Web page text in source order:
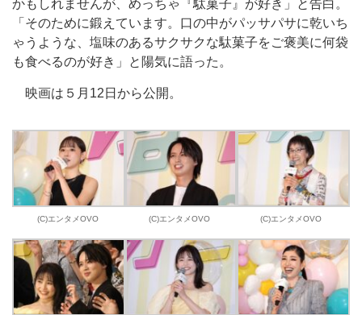
かもしれませんが、めっちゃ『駄菓子』が好き」と告白。
「そのために鍛えています。口の中がパッサパサに乾いち
ゃうような、塩味のあるサクサクな駄菓子をご褒美に何袋
も食べるのが好き」と陽気に語った。
映画は５月12日から公開。
(C)エンタメOVO (C)エンタメOVO (C)エンタメOVO